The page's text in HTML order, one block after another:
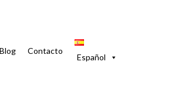
Blog Contacto
Español